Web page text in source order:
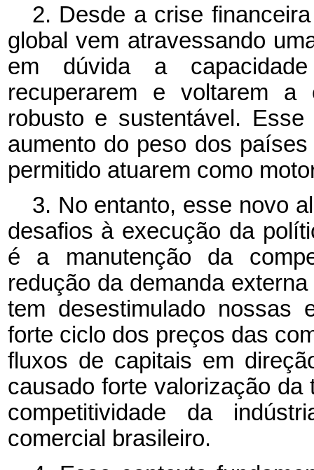
2. Desde a crise
global vem atravessando
em dúvida a
recuperarem e voltarem a
robusto e sustentável.
aumento do peso dos
permitido atuarem como
3. No entanto, esse novo
desafios à execução da
é a manutenção da
redução da demanda
tem desestimulado nossas
forte ciclo dos preços das
fluxos de capitais em
causado forte valorização
competitividade da
comercial brasileiro.